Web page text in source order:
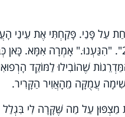
עַל פָּנַי. פָּקַחְתִּי אֶת עֵינַי
פָּשׁוּט וְנָקִי וְשֶׁלֶט קָטָן שֶׁעָלָיו כָּתוּב "מִרְפָּאָה בְּקוֹמָה 2".
שֶׁהוֹבִילוּ לַמּוֹקֵד
עֲמֻקָּה מֵהָאֲוִיר הַקָּרִיר.
מַצְפּוּן עַל מַה שֶּׁקָּרָה לִי